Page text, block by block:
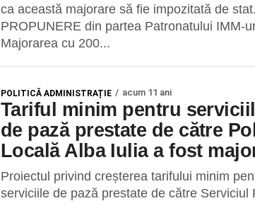
ca această majorare să fie impozitată de stat.
PROPUNERE din partea Patronatului IMM-
Majorarea cu 200...
POLITICĂ ADMINISTRAȚIE acum 11 ani
Tariful minim pentru
de pază prestate de către
Locală Alba Iulia a fost
Proiectul privind creșterea tarifului minim
serviciile de pază prestate de către Serviciul